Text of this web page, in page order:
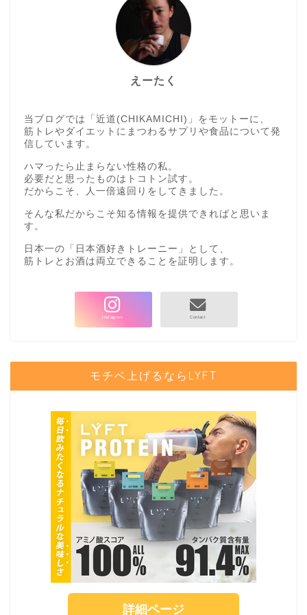
えーたく
当ブログでは「近道(CHIKAMICHI)」をモットーに、
筋トレやダイエットにまつわるサプリや食品について発
信しています。
ハマったら止まらない性格の私。
必要だと思ったものはトコトン試す。
だからこそ、人一倍遠回りをしてきました。
そんな私だからこそ知る情報を提供できればと思いま
す。
日本一の「日本酒好きトレーニー」として、
筋トレとお酒は両立できることを証明します。
モチベ上げるならLYFT
詳細ページ